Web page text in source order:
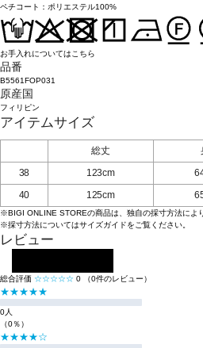
ペチコート：ポリエステル100%
お手入れについてはこちら
品番
B5561FOP031
原産国
フィリピン
アイテムサイズ
総丈
38
123cm
40
125cm
※BIGI ONLINE STOREの商品は、独自の採寸方法によ
※採寸方法についてはサイズガイドをご覧ください。
レビュー
総合評価 ☆☆☆☆☆ 0 （0件のレビュー）
★★★★★
0人
（0％）
★★★★☆